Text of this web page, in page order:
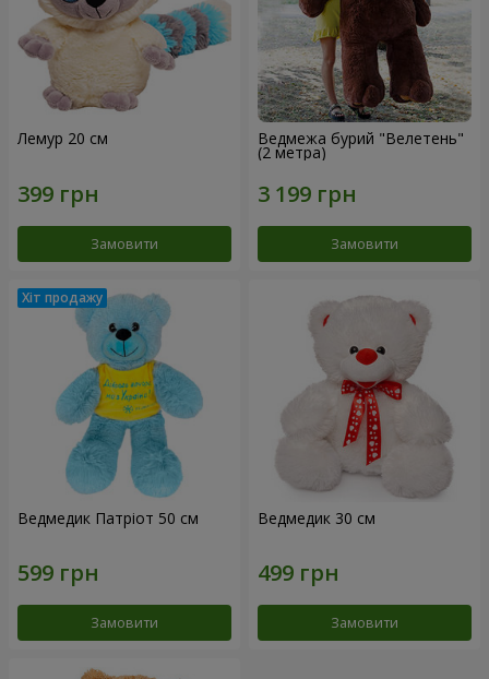
Лемур 20 см
Замовити
Ведмежа бурий "Велетень"
(2 метра)
Замовити
Ведмедик Патріот 50 см
Замовити
Ведмедик 30 см
Замовити